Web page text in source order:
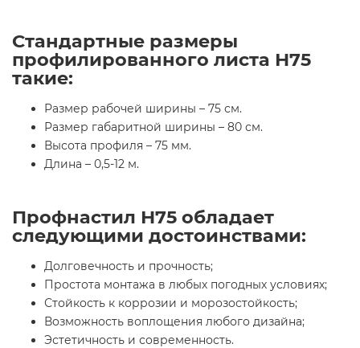
Стандартные размеры
профилированного листа Н75
такие:
Размер рабочей ширины – 75 см.
Размер габаритной ширины – 80 см.
Высота профиля – 75 мм.
Длина – 0,5-12 м.
Профнастил Н75 обладает
следующими достоинствами:
Долговечность и прочность;
Простота монтажа в любых погодных условиях;
Стойкость к коррозии и морозостойкость;
Возможность воплощения любого дизайна;
Эстетичность и современность.